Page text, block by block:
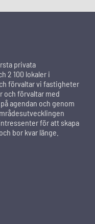
privata
2 100 lokaler i
förvaltar vi fastigheter
och förvaltar med
agendan och genom
för att skapa
bor kvar länge.